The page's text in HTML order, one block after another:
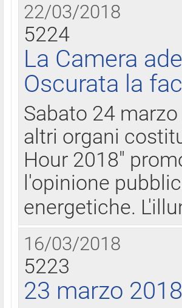
22/03/2018
5224
La Camera
Oscurata la
Sabato 24
altri organi
Hour 2018"
l'opinione
energetiche.
16/03/2018
5223
23 marzo